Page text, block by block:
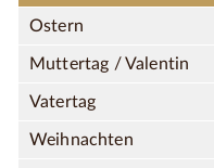
Ostern
Muttertag / Valentin
Vatertag
Weihnachten